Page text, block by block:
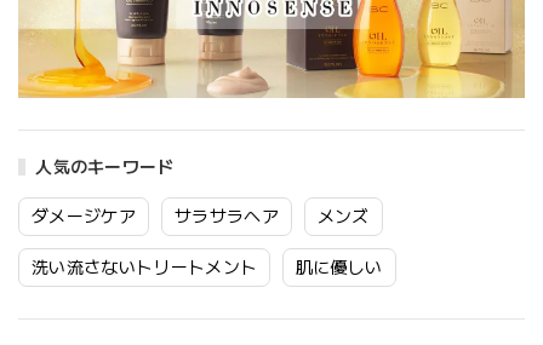
人気のキーワード
ダメージケア サラサラヘア メンズ
洗い流さないトリートメント 肌に優しい